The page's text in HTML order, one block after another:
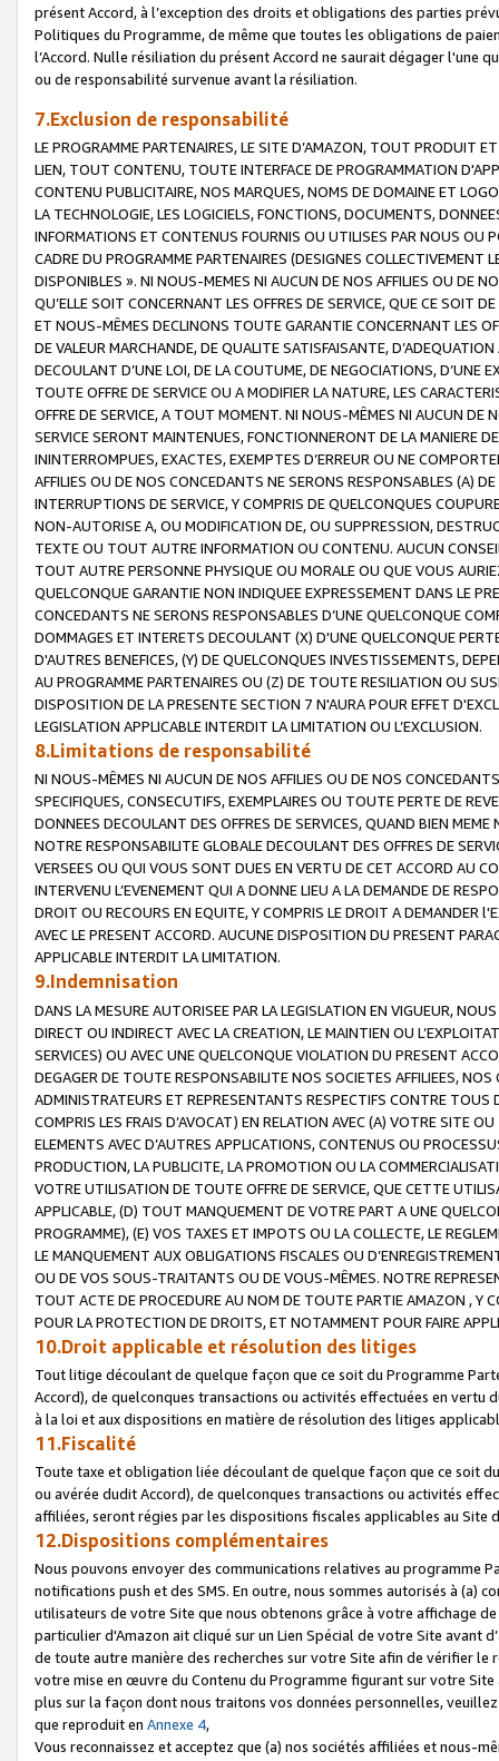
présent Accord, à l’exception des droits et obligations des parties
Politiques du Programme, de même que toutes les obligations de
l’Accord. Nulle résiliation du présent Accord ne saurait dégager l'une
ou de responsabilité survenue avant la résiliation.
7.Exclusion de responsabilité
LE PROGRAMME PARTENAIRES, LE SITE D’AMAZON, TOUT PRODUIT
LIEN, TOUT CONTENU, TOUTE INTERFACE DE PROGRAMMATION
CONTENU PUBLICITAIRE, NOS MARQUES, NOMS DE DOMAINE ET
LA TECHNOLOGIE, LES LOGICIELS, FONCTIONS, DOCUMENTS,
INFORMATIONS ET CONTENUS FOURNIS OU UTILISES PAR NOUS OU
CADRE DU PROGRAMME PARTENAIRES (DESIGNES COLLECTIVEMENT
DISPONIBLES ». NI NOUS-MEMES NI AUCUN DE NOS AFFILIES OU DE
QU’ELLE SOIT CONCERNANT LES OFFRES DE SERVICE, QUE CE SOIT
ET NOUS-MÊMES DECLINONS TOUTE GARANTIE CONCERNANT LES
DE VALEUR MARCHANDE, DE QUALITE SATISFAISANTE,
DECOULANT D’UNE LOI, DE LA COUTUME, DE NEGOCIATIONS, D’UNE
TOUTE OFFRE DE SERVICE OU A MODIFIER LA NATURE, LES
OFFRE DE SERVICE, A TOUT MOMENT. NI NOUS-MÊMES NI AUCUN DE
SERVICE SERONT MAINTENUES, FONCTIONNERONT DE LA MANIERE
ININTERROMPUES, EXACTES, EXEMPTES D’ERREUR OU NE
AFFILIES OU DE NOS CONCEDANTS NE SERONS RESPONSABLES (A)
INTERRUPTIONS DE SERVICE, Y COMPRIS DE QUELCONQUES
NON-AUTORISE A, OU MODIFICATION DE, OU SUPPRESSION,
TEXTE OU TOUT AUTRE INFORMATION OU CONTENU. AUCUN
TOUT AUTRE PERSONNE PHYSIQUE OU MORALE OU QUE VOUS
QUELCONQUE GARANTIE NON INDIQUEE EXPRESSEMENT DANS LE
CONCEDANTS NE SERONS RESPONSABLES D’UNE QUELCONQUE
DOMMAGES ET INTERETS DECOULANT (X) D'UNE QUELCONQUE
D'AUTRES BENEFICES, (Y) DE QUELCONQUES INVESTISSEMENTS,
AU PROGRAMME PARTENAIRES OU (Z) DE TOUTE RESILIATION OU
DISPOSITION DE LA PRESENTE SECTION 7 N'AURA POUR EFFET
LEGISLATION APPLICABLE INTERDIT LA LIMITATION OU L’EXCLUSION.
8.Limitations de responsabilité
NI NOUS-MÊMES NI AUCUN DE NOS AFFILIES OU DE NOS
SPECIFIQUES, CONSECUTIFS, EXEMPLAIRES OU TOUTE PERTE DE
DONNEES DECOULANT DES OFFRES DE SERVICES, QUAND BIEN
NOTRE RESPONSABILITE GLOBALE DECOULANT DES OFFRES DE
VERSEES OU QUI VOUS SONT DUES EN VERTU DE CET ACCORD AU
INTERVENU L’EVENEMENT QUI A DONNE LIEU A LA DEMANDE DE
DROIT OU RECOURS EN EQUITE, Y COMPRIS LE DROIT A DEMANDER
AVEC LE PRESENT ACCORD. AUCUNE DISPOSITION DU PRESENT
APPLICABLE INTERDIT LA LIMITATION.
9.Indemnisation
DANS LA MESURE AUTORISEE PAR LA LEGISLATION EN VIGUEUR,
DIRECT OU INDIRECT AVEC LA CREATION, LE MAINTIEN OU
SERVICES) OU AVEC UNE QUELCONQUE VIOLATION DU PRESENT
DEGAGER DE TOUTE RESPONSABILITE NOS SOCIETES AFFILIEES,
ADMINISTRATEURS ET REPRESENTANTS RESPECTIFS CONTRE
COMPRIS LES FRAIS D’AVOCAT) EN RELATION AVEC (A) VOTRE SITE
ELEMENTS AVEC D’AUTRES APPLICATIONS, CONTENUS OU
PRODUCTION, LA PUBLICITE, LA PROMOTION OU LA
VOTRE UTILISATION DE TOUTE OFFRE DE SERVICE, QUE CETTE
APPLICABLE, (D) TOUT MANQUEMENT DE VOTRE PART A UNE
PROGRAMME), (E) VOS TAXES ET IMPOTS OU LA COLLECTE, LE
LE MANQUEMENT AUX OBLIGATIONS FISCALES OU
OU DE VOS SOUS-TRAITANTS OU DE VOUS-MÊMES. NOTRE
TOUT ACTE DE PROCEDURE AU NOM DE TOUTE PARTIE AMAZON , Y
POUR LA PROTECTION DE DROITS, ET NOTAMMENT POUR FAIRE
10.Droit applicable et résolution des litiges
Tout litige découlant de quelque façon que ce soit du Programme
Accord), de quelconques transactions ou activités effectuées en vertu
à la loi et aux dispositions en matière de résolution des litiges
11.Fiscalité
Toute taxe et obligation liée découlant de quelque façon que ce soit
ou avérée dudit Accord), de quelconques transactions ou activités
affiliées, seront régies par les dispositions fiscales applicables au Site
12.Dispositions complémentaires
Nous pouvons envoyer des communications relatives au programme
notifications push et des SMS. En outre, nous sommes autorisés à
utilisateurs de votre Site que nous obtenons grâce à votre affichage
particulier d'Amazon ait cliqué sur un Lien Spécial de votre Site avant
de toute autre manière des recherches sur votre Site afin de vérifier
votre mise en œuvre du Contenu du Programme figurant sur votre
plus sur la façon dont nous traitons vos données personnelles,
que reproduit en Annexe 4,
Vous reconnaissez et acceptez que (a) nos sociétés affiliées et nous-